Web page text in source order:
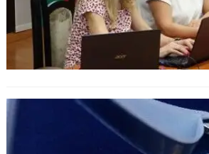
Номинации за
на Варна за 2025
кандидатите и
публично